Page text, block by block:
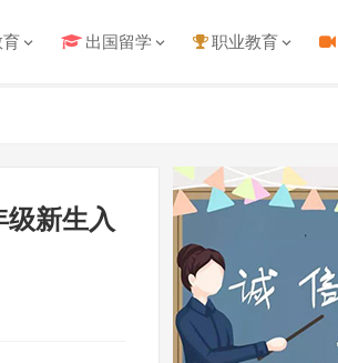
育 出国留学 职业教育
新生入